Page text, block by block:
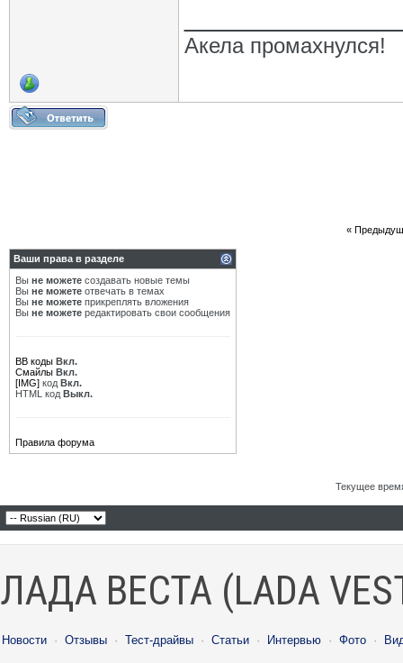
Акела промахнулся!
«
Ваши права в разделе
Вы не можете создавать новые темы
Вы не можете отвечать в темах
Вы не можете прикреплять вложения
Вы не можете редактировать свои сообщения
BB коды Вкл.
Смайлы Вкл.
[IMG] код Вкл.
HTML код Выкл.
Правила форума
Текущее
ЛАДА ВЕСТА (LADA
Новости · Отзывы · Тест-драйвы · Статьи · Интервью · Фото ·